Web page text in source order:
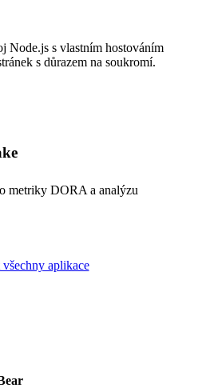
Node.js s vlastním hostováním
s důrazem na soukromí.
metriky DORA a analýzu
aplikace